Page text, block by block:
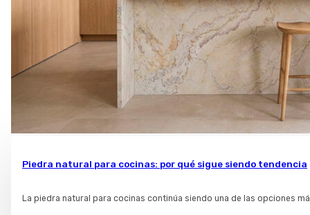
Piedra natural para cocinas: por qué sigue siendo tendencia
La piedra natural para cocinas continúa siendo una de las opciones